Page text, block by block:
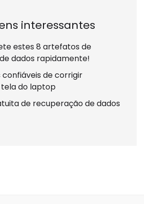
interessantes
estes 8 artefatos de
dados rapidamente!
de corrigir
do laptop
de recuperação de dados